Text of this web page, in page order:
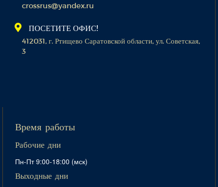
crossrus@yandex.ru
ПОСЕТИТЕ ОФИС!
412031, г. Ртищево Саратовской области, ул. Советская,
3
Время работы
Рабочие дни
Пн-Пт 9:00-18:00 (мск)
Выходные дни